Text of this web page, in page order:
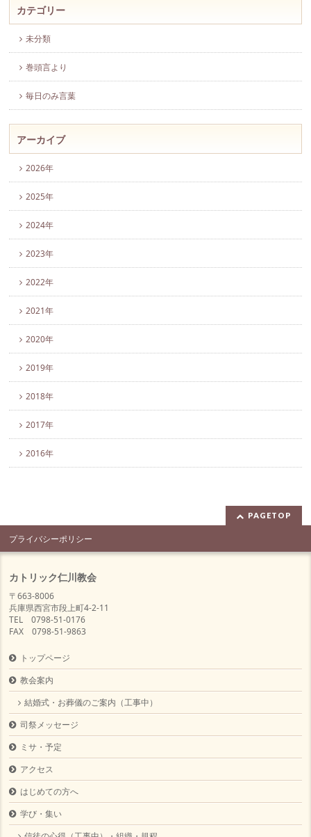
カテゴリー
未分類
巻頭言より
毎日のみ言葉
アーカイブ
2026年
2025年
2024年
2023年
2022年
2021年
2020年
2019年
2018年
2017年
2016年
PAGETOP
プライバシーポリシー
カトリック仁川教会
〒663-8006
兵庫県西宮市段上町4-2-11
TEL 0798-51-0176
FAX 0798-51-9863
トップページ
教会案内
結婚式・お葬儀のご案内（工事中）
司祭メッセージ
ミサ・予定
アクセス
はじめての方へ
学び・集い